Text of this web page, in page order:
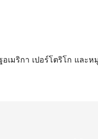
มริกา เปอร์โตริโก และห